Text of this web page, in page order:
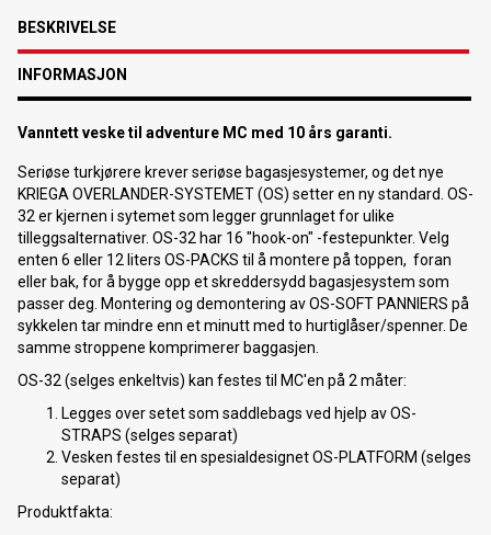
BESKRIVELSE
INFORMASJON
Vanntett veske til adventure MC med 10 års garanti.
Seriøse turkjørere krever seriøse bagasjesystemer, og det nye
KRIEGA OVERLANDER-SYSTEMET (OS) setter en ny standard. OS-
32 er kjernen i sytemet som legger grunnlaget for ulike
tilleggsalternativer. OS-32 har 16 "hook-on" -festepunkter. Velg
enten 6 eller 12 liters OS-PACKS til å montere på toppen, foran
eller bak, for å bygge opp et skreddersydd bagasjesystem som
passer deg. Montering og demontering av OS-SOFT PANNIERS på
sykkelen tar mindre enn et minutt med to hurtiglåser/spenner. De
samme stroppene komprimerer baggasjen.
OS-32 (selges enkeltvis) kan festes til MC'en på 2 måter:
Legges over setet som saddlebags ved hjelp av OS-
STRAPS (selges separat)
Vesken festes til en spesialdesignet OS-PLATFORM (selges
separat)
Produktfakta: